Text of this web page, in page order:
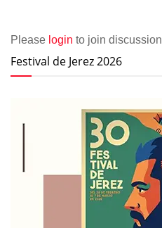
Please login to join discussion
Festival de Jerez 2026